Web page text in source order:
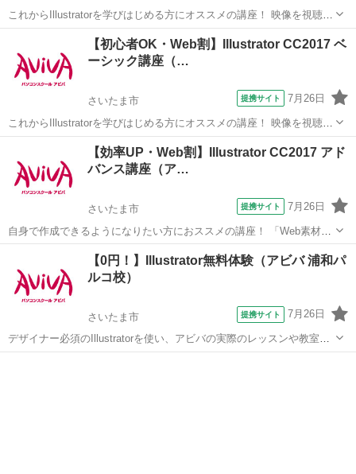
これからIllustratorを学びはじめる方にオススメの講座！ 映像を視聴し
ながら操作を行い、操作の基本からIllustratorの醍醐味である図形やイ
ラストの描画、レイアウトの際に必用なスキルを学習していきます。
実際...
Illustrator
【初心者OK・Web割】Illustrator CC2017 ベ
ーシック講座（…
さいたま市 提携サイト 7月26日
これからIllustratorを学びはじめる方にオススメの講座！ 映像を視聴し
ながら操作を行い、操作の基本からIllustratorの醍醐味である図形やイ
ラストの描画、レイアウトの際に必用なスキルを学習していきます。
実際...
さいたま市
【効率UP・Web割】Illustrator CC2017 アド
バンス講座（ア…
さいたま市 提携サイト 7月26日
自身で作成できるようになりたい方におススメの講座！ 「Web素材」
や「印刷物」など、テーマに合わせた制作物作成のノウハウを学習し
ます。 バナー画像やリーフレットなど、実際に制作機会の多い成果物
をピックアップしているため、 「...
さいたま市 Illustrator
【0円！】Illustrator無料体験（アビバ 浦和パ
ルコ校）
さいたま市 提携サイト 7月26日
デザイナー必須のIllustratorを使い、アビバの実際のレッスンや教室の
雰囲気を無料で体験♪ ペンツール（ベジェ曲線）でのイラスト作成か